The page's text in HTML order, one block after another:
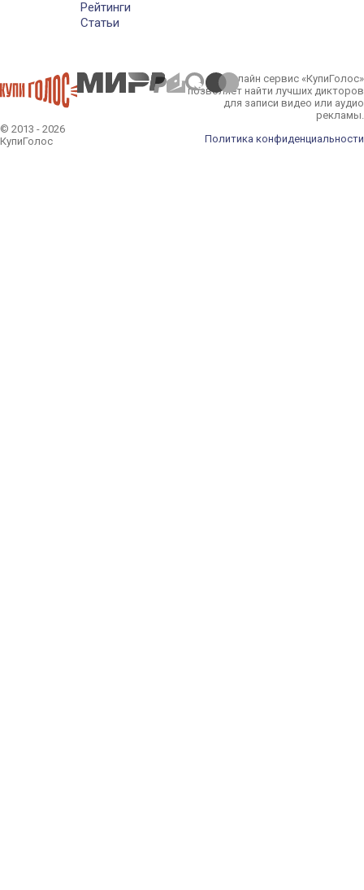
Рейтинги
Статьи
© 2013 - 2026
КупиГолос
Онлайн сервис «КупиГолос»
позволяет найти лучших дикторов
для записи видео или аудио
рекламы.
Политика конфиденциальности